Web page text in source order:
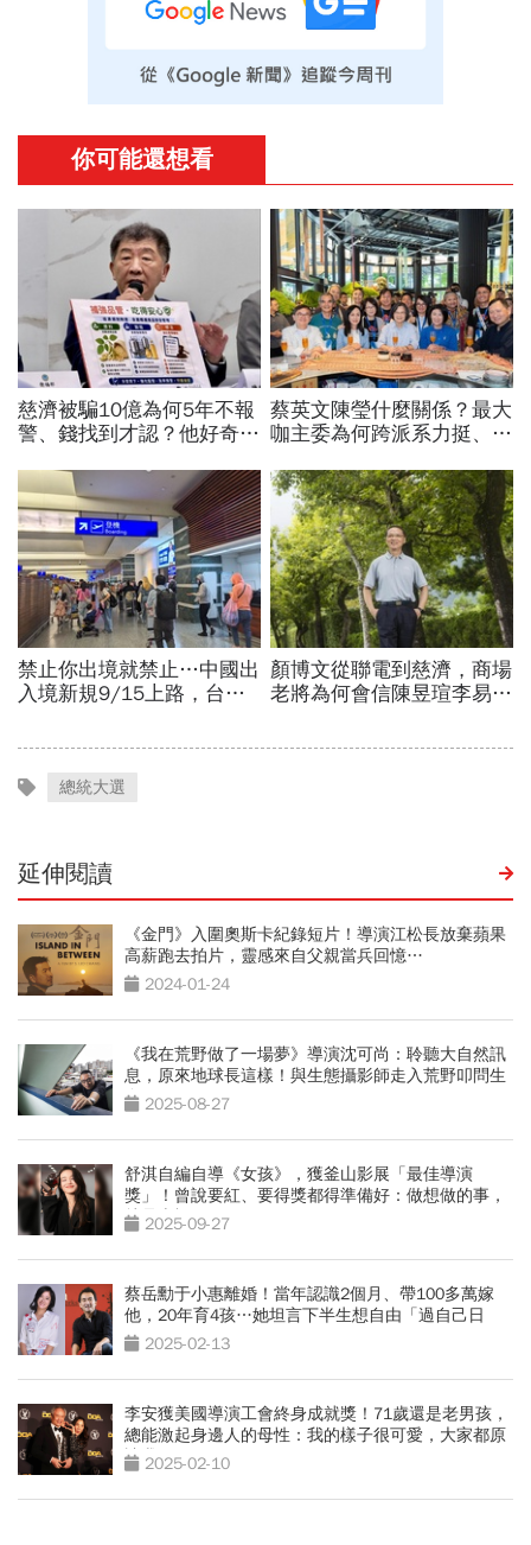
總統大選
延伸閱讀
《金門》入圍奧斯卡紀錄短片！導演江松長放棄蘋果
高薪跑去拍片，靈感來自父親當兵回憶…
2024-01-24
《我在荒野做了一場夢》導演沈可尚：聆聽大自然訊
息，原來地球長這樣！與生態攝影師走入荒野叩問生
命 2025-08-27
舒淇自編自導《女孩》，獲釜山影展「最佳導演
獎」！曾說要紅、要得獎都得準備好：做想做的事，
就是幸福
2025-09-27
蔡岳勳于小惠離婚！當年認識2個月、帶100多萬嫁
他，20年育4孩…她坦言下半生想自由「過自己日
子」2025-02-13
李安獲美國導演工會終身成就獎！71歲還是老男孩，
總能激起身邊人的母性：我的樣子很可愛，大家都原
諒我2025-02-10